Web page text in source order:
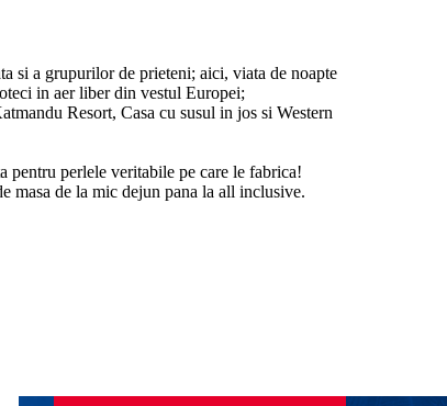
si a grupurilor de prieteni; aici, viata de noapte
in aer liber din vestul Europei;
Resort, Casa cu susul in jos si Western
pentru perlele veritabile pe care le fabrica!
masa de la mic dejun pana la all inclusive.